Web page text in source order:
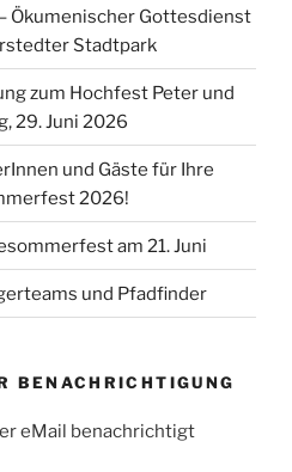
Ökumenischer Gottesdienst
Stadtpark
zum Hochfest Peter und
29. Juni 2026
und Gäste für Ihre
2026!
am 21. Juni
und Pfadfinder
BENACHRICHTIGUNG
eMail benachrichtigt